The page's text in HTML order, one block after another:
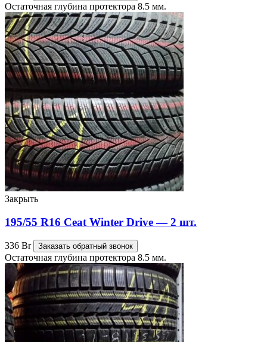
Остаточная глубина протектора 8.5 мм.
Закрыть
195/55 R16 Ceat Winter Drive — 2 шт.
336 Br Заказать обратный звонок
Остаточная глубина протектора 8.5 мм.